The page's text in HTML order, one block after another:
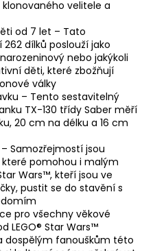
velitele a
od 7 let – Tato
dílků poslouží jako
nebo jakýkoli
děti, které zbožňují
války
– Tento sestavitelný
TX-130 třídy Saber měří
20 cm na délku a 16 cm
Samozřejmostí jsou
pomohou i malým
Wars™, kteří jsou ve
pustit se do stavění s
pro všechny věkové
LEGO® Star Wars™
dospělým fanouškům této